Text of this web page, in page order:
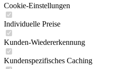
Cookie-Einstellungen
Individuelle Preise
Kunden-Wiedererkennung
Kundenspezifisches Caching